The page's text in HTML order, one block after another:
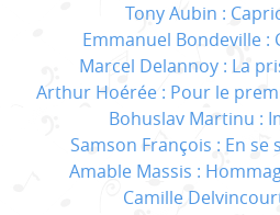
Tony Aubin :
Emmanuel Bondeville :
Marcel Delannoy : La
Arthur Hoérée : Pour le
Bohuslav Martinu :
Samson François : En se
Amable Massis :
Camille